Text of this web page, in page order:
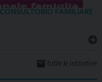
FAMILIARE
tutte le iniziative